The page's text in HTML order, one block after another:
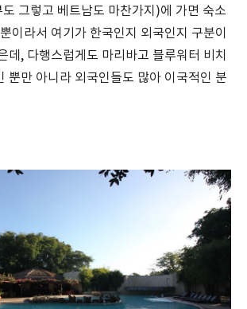
그렇고 베트남도 마찬가지)에 가면 숙소
이라서 여기가 한국인지 외국인지 구분이
데, 다행스럽게도 마리바고 블루워터 비치
뿐만 아니라 외국인들도 많아 이국적인 분